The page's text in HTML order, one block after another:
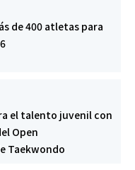
de 400 atletas para
el talento juvenil con
Open
Taekwondo